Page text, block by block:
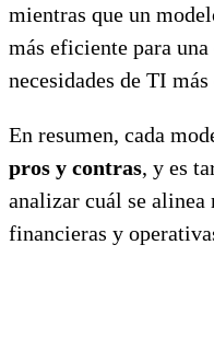
mientras que un
más eficiente para
necesidades de TI
En resumen, cada
pros y contras, y es
analizar cuál se alinea
financieras y